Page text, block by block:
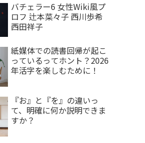
バチェラー6 女性Wiki風プ
ロフ 辻本菜々子 西川歩希
西田祥子
紙媒体での読書回帰が起こ
っているってホント？2026
年活字を楽しむために！
『お』と『を』の違いっ
て、明確に何か説明できま
すか？